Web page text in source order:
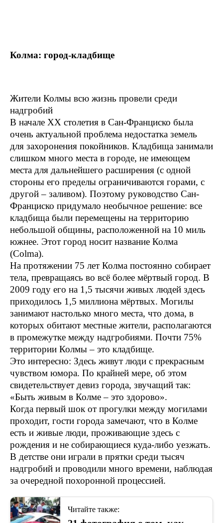
Колма: город-кладбище
Жители Колмы всю жизнь провели среди
надгробий
В начале ХХ столетия в Сан-Франциско была
очень актуальной проблема недостатка земель
для захоронения покойников. Кладбища занимали
слишком много места в городе, не имеющем
места для дальнейшего расширения (с одной
стороны его пределы ограничиваются горами, с
другой – заливом). Поэтому руководство Сан-
Франциско придумало необычное решение: все
кладбища были перемещены на территорию
небольшой общины, расположенной на 10 миль
южнее. Этот город носит название Колма
(Colma).
На протяжении 75 лет Колма постоянно собирает
тела, превращаясь во всё более мёртвый город. В
2009 году его на 1,5 тысячи живых людей здесь
приходилось 1,5 миллиона мёртвых. Могилы
занимают настолько много места, что дома, в
которых обитают местные жители, располагаются
в промежутке между надгробиями. Почти 75%
территории Колмы – это кладбище.
Это интересно: Здесь живут люди с прекрасным
чувством юмора. По крайней мере, об этом
свидетельствует девиз города, звучащий так:
«Быть живым в Колме – это здорово».
Когда первый шок от прогулки между могилами
проходит, гости города замечают, что в Колме
есть и живые люди, проживающие здесь с
рождения и не собирающиеся куда-либо уезжать.
В детстве они играли в прятки среди тысяч
надгробий и проводили много времени, наблюдая
за очередной похоронной процессией.
Читайте также: